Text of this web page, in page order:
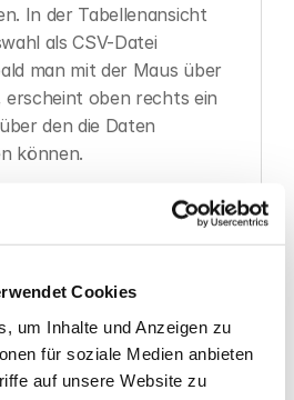
Cookies
um Inhalte und Anzeigen zu
für soziale Medien anbieten
auf unsere Website zu
In der Tabellenansicht
als CSV-Datei
man mit der Maus über
erscheint oben rechts ein
den die Daten
können.
werden direkt
angezeigt, wie
Aktenzeichen,